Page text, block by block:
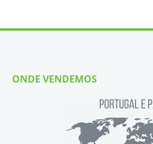
ONDE VENDEMOS